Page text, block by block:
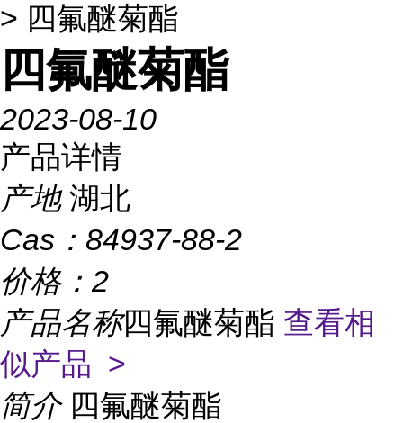
> 四氟醚菊酯
四氟醚菊酯
2023-08-10
产品详情
产地 湖北
Cas： 84937-88-2
价格： 2
产品名称四氟醚菊酯 查看相
似产品 >
简介 四氟醚菊酯